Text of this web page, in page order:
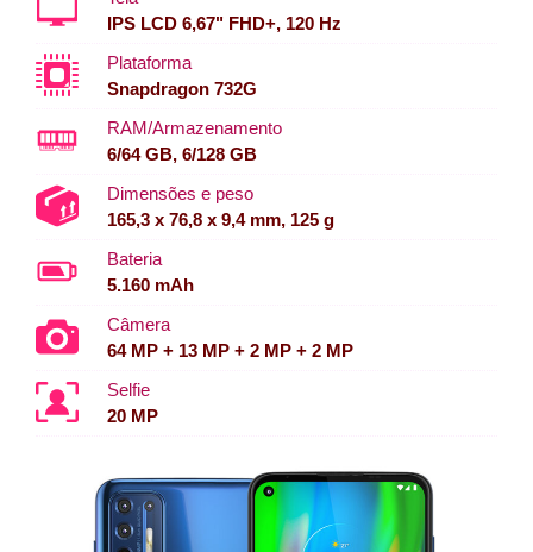
IPS LCD 6,67" FHD+, 120 Hz
Plataforma
Snapdragon 732G
RAM/Armazenamento
6/64 GB, 6/128 GB
Dimensões e peso
165,3 x 76,8 x 9,4 mm, 125 g
Bateria
5.160 mAh
Câmera
64 MP + 13 MP + 2 MP + 2 MP
Selfie
20 MP